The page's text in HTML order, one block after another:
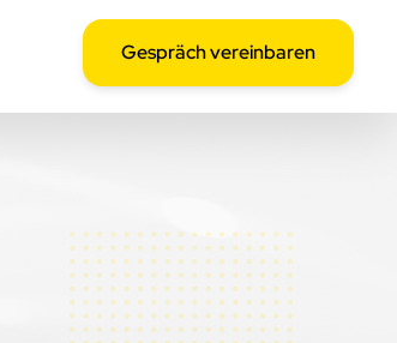
Gespräch vereinbaren